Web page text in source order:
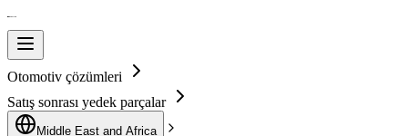
Otomotiv çözümleri
Satış sonrası yedek parçalar
Middle East and Africa